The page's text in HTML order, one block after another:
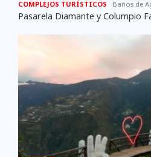
COMPLEJOS TURÍSTICOS Baños de
Pasarela Diamante y Columpio